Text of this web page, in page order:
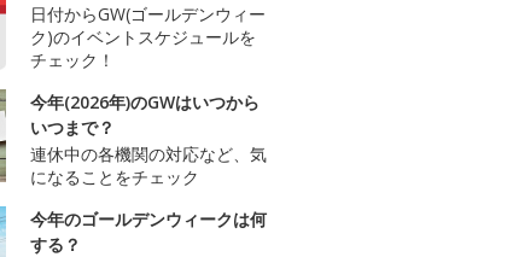
日付からGW(ゴールデンウィー
ク)のイベントスケジュールを
チェック！
今年(2026年)のGWはいつから
いつまで？
連休中の各機関の対応など、気
になることをチェック
今年のゴールデンウィークは何
する？